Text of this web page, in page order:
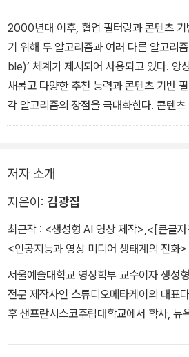
- 05_“연기자를 대체하는 AI” 중에서
2000년대 이후, 협업 필터링과 콘텐츠
기 위해 두 알고리즘과 여러 다른 알고리
ble)’ 체계가 제시되어 사용되고 있다. 앙
새롭고 다양한 추천 능력과 콘텐츠 기반
각 알고리즘의 장점을 극대화한다. 콘텐
기존 선호를 심화하지만, 새로운 콘텐츠
다. 이러한 방식은 추천 알고리즘의 효과
을 혁신적으로 개선하는 데 중요한 역할을
- 08_“플랫폼과 개인화된 시청자 경험 ” 중
저자 소개
지은이: 김광집
최근작 : <생성형 AI 영상 제작> <[큰글
<인공지능과 영상 미디어 생태계의 진화>
서울예술대학교 영상학부 교수이자 생성
전문 제작사인 스튜디오메타케이의 대표
후 샌프란시스코주립대학교에서 학사, 뉴